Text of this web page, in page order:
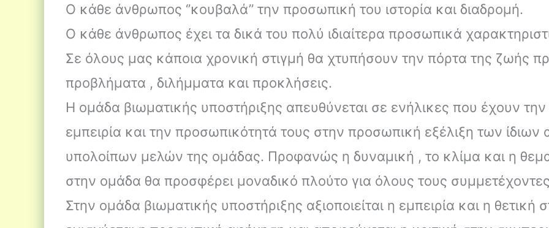
Ο κάθε άνθρωπος ‘’κουβαλά’’ την προσωπική του ιστορία και διαδρομή.
Ο κάθε άνθρωπος έχει τα δικά του πολύ ιδιαίτερα προσωπικά
Σε όλους μας κάποια χρονική στιγμή θα χτυπήσουν την πόρτα της ζωής
προβλήματα , διλήμματα και προκλήσεις.
Η ομάδα βιωματικής υποστήριξης απευθύνεται σε ενήλικες που έχουν
εμπειρία και την προσωπικότητά τους στην προσωπική εξέλιξη των
υπολοίπων μελών της ομάδας. Προφανώς η δυναμική , το κλίμα και η
στην ομάδα θα προσφέρει μοναδικό πλούτο για όλους τους
Στην ομάδα βιωματικής υποστήριξης αξιοποιείται η εμπειρία και η